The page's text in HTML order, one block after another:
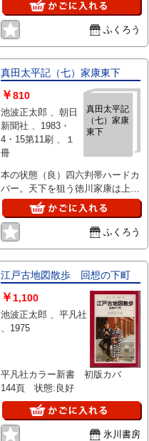
れ裸同然の大坂城にあって寄せ集
めの軍勢を
ふくろう
真田太平記（七）家康東下
真田太平記
（七）家康
東下
￥810
池波正太郎 、朝日
新聞社 、1983・
4・15第11刷 、１
冊
本の状態（良）四六判帯ハードカ
バー。天下を狙う徳川家康は上杉
攻めを決意会津へ東下した真田父
子も各々の進退をめぐり・・
ふくろう
江戸古地図散歩 回想の下町
￥ 1,100
池波正太郎 、平凡社
、1975
平凡社カラー新書 初版カバ
144頁 状態:良好
氷川書房